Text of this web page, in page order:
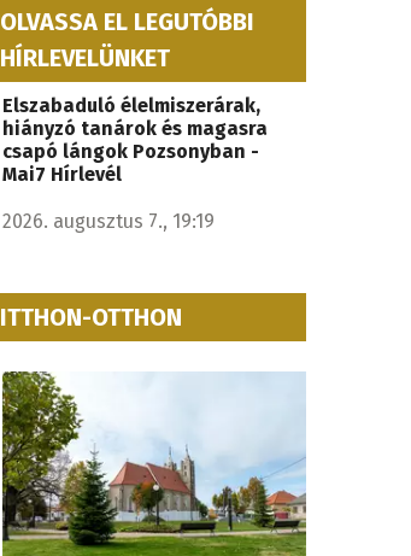
OLVASSA EL LEGUTÓBBI
HÍRLEVELÜNKET
Elszabaduló élelmiszerárak,
hiányzó tanárok és magasra
csapó lángok Pozsonyban -
Mai7 Hírlevél
2026. augusztus 7., 19:19
ITTHON-OTTHON